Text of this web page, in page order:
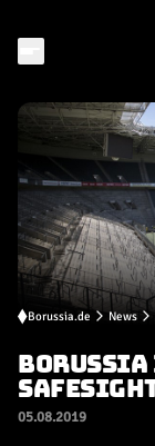
Borussia.de News
05.08.2019